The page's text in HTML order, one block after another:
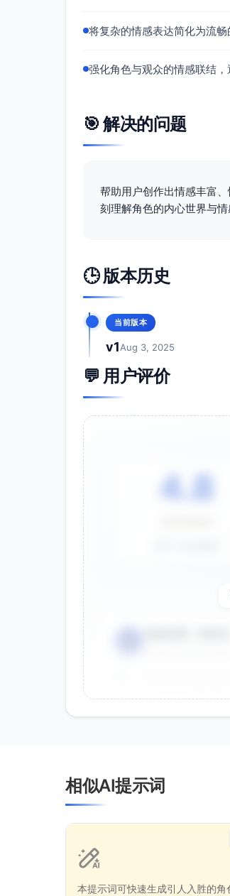
将复杂的情感表达简化为流畅
强化角色与观众的情感联结，
🎯 解决的问题
帮助用户创作出情感丰富
刻理解角色的内心世界与情
🕒 版本历史
当前版本
v1Aug 3, 2025
💬 用户评价
4.8
👤 品牌设计师 - 李女
⭐⭐⭐⭐⭐
相似AI提示词
本提示词可快速生成引人入胜的角